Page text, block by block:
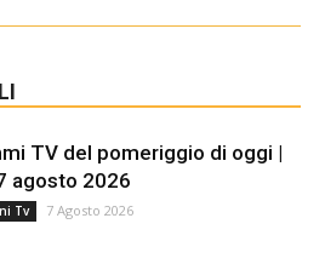
TV del pomeriggio di oggi |
agosto 2026
Tv 7 Agosto 2026